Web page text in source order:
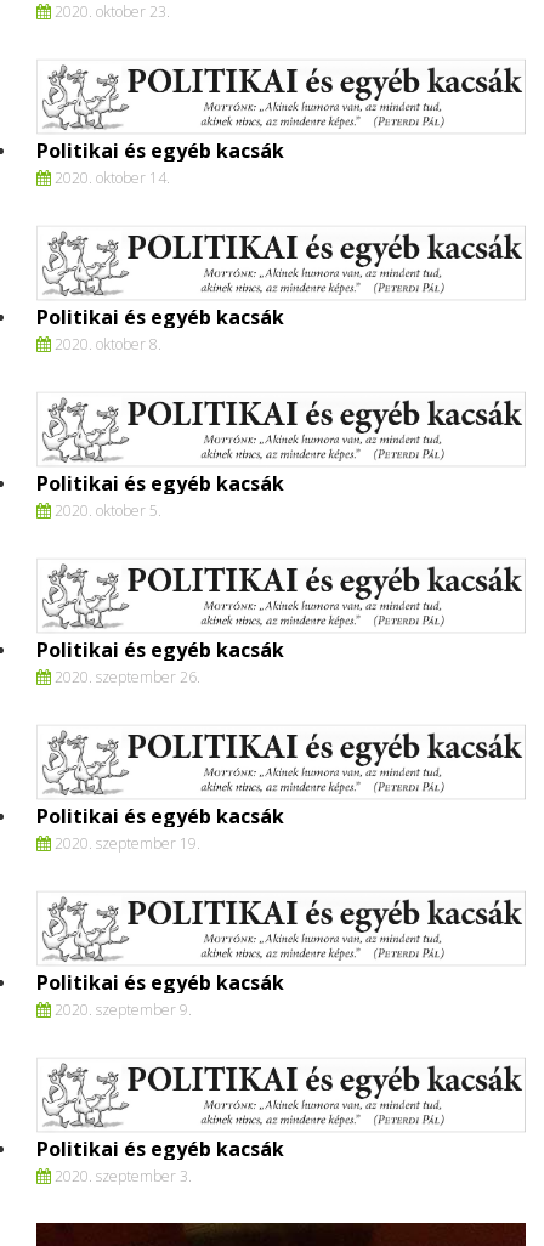
2020. oktober 23.
Politikai és egyéb kacsák
2020. oktober 14.
Politikai és egyéb kacsák
2020. oktober 8.
Politikai és egyéb kacsák
2020. oktober 5.
Politikai és egyéb kacsák
2020. szeptember 26.
Politikai és egyéb kacsák
2020. szeptember 19.
Politikai és egyéb kacsák
2020. szeptember 9.
Politikai és egyéb kacsák
2020. szeptember 3.